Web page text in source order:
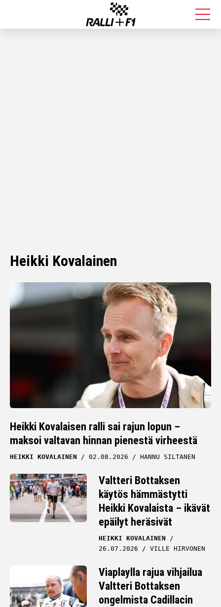
Heikki Kovalainen
Heikki Kovalaisen ralli sai rajun lopun –
maksoi valtavan hinnan pienestä virheestä
HEIKKI KOVALAINEN 02.08.2026 HANNU SILTANEN
Valtteri Bottaksen
käytös hämmästytti
Heikki Kovalaista – ikävät
epäilyt heräsivät
HEIKKI KOVALAINEN
26.07.2026
VILLE HIRVONEN
Viaplaylla rajua vihjailua
Valtteri Bottaksen
ongelmista Cadillacin